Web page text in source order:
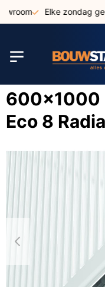
Elke zondag
600x1000
Eco 8